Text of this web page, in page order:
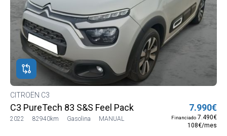
CITROËN C3
C3 PureTech 83 S&S Feel Pack
2022 82940km Gasolina MANUAL
7.990€
Financiado 7.490€
108€/mes